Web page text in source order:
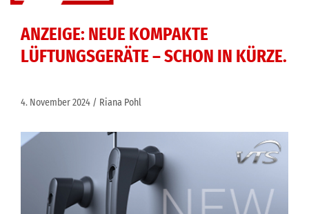
ANZEIGE: NEUE KOMPAKTE
LÜFTUNGSGERÄTE – SCHON IN KÜRZE.
4. November 2024 Riana Pohl